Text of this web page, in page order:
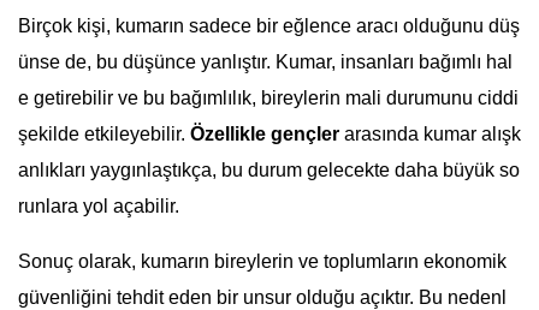
Birçok kişi, kumarın sadece bir eğlence aracı olduğunu düş
ünse de, bu düşünce yanlıştır. Kumar, insanları bağımlı hal
e getirebilir ve bu bağımlılık, bireylerin mali durumunu ciddi
şekilde etkileyebilir. Özellikle gençler arasında kumar alışk
anlıkları yaygınlaştıkça, bu durum gelecekte daha büyük so
runlara yol açabilir.
Sonuç olarak, kumarın bireylerin ve toplumların ekonomik
güvenliğini tehdit eden bir unsur olduğu açıktır. Bu nedenl